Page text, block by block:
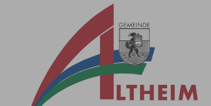
Zum Hauptinhalt springen